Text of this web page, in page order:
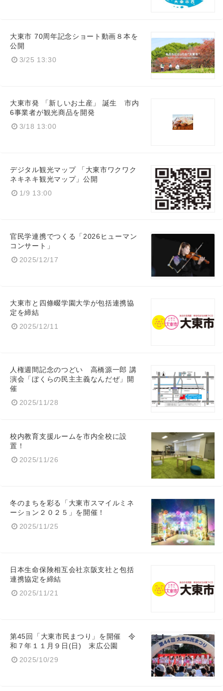
大東市 70周年記念ショート動画８本を
公開
3/25 13:30
大東市発 「新しいお土産」 誕生 市内
6事業者が観光商品を開発
3/18 13:00
デジタル観光マップ 「大東市ワクワク
ネキネキ観光マップ」公開
1/9 13:00
官民学連携でつくる「2026ヒューマン
コンサート」
2025/12/17
大東市と四條畷学園大学が包括連携協
定を締結
2025/12/11
人権週間記念のつどい 高橋源一郎 講
演会「ぼくらの民主主義なんだぜ」開
催
2025/11/28
校内教育支援ルームを市内全校に設
置！
2025/11/26
冬のまちを彩る「大東市スマイルミネ
ーション２０２５」を開催！
2025/11/25
日本生命保険相互会社京阪支社と包括
連携協定を締結
2025/11/21
第45回「大東市民まつり」を開催 令
和７年１１月９日(日) 末広公園
2025/10/29